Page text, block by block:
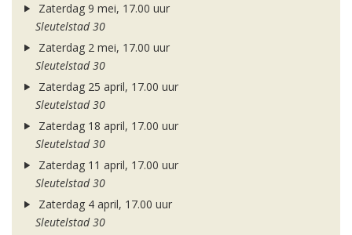
Zaterdag 9 mei, 17.00 uur
Sleutelstad 30
Zaterdag 2 mei, 17.00 uur
Sleutelstad 30
Zaterdag 25 april, 17.00 uur
Sleutelstad 30
Zaterdag 18 april, 17.00 uur
Sleutelstad 30
Zaterdag 11 april, 17.00 uur
Sleutelstad 30
Zaterdag 4 april, 17.00 uur
Sleutelstad 30